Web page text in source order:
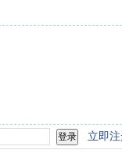
立即